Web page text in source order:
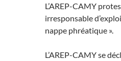
L’AREP-CAMY
irresponsable
nappe phréatique ».
L’AREP-CAMY se